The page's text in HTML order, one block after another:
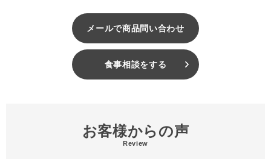
メールで商品問い合わせ
食事相談をする
お客様からの声
Review